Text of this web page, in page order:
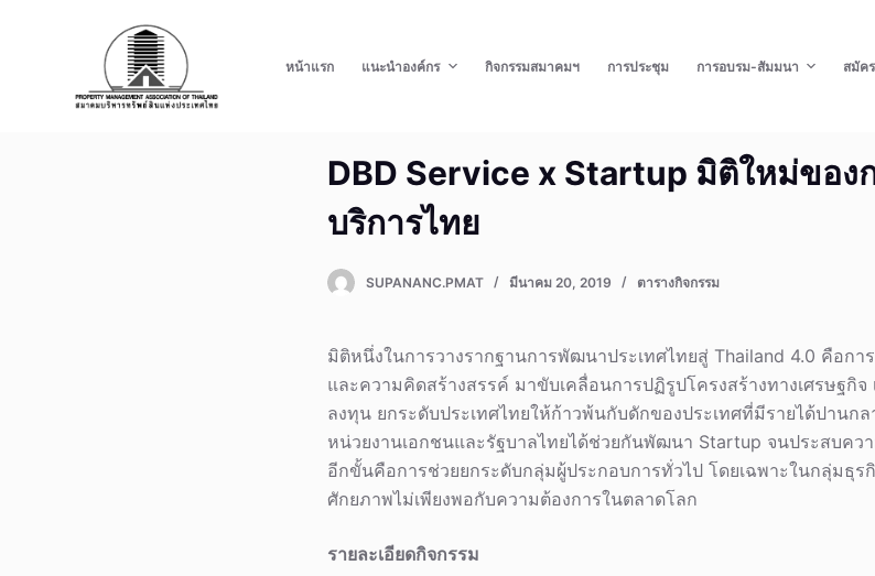
หน้าแรก แนะนำองค์กร กิจกรรมสมาคมฯ การประชุม การอบรม-สัมมนา สมัค
DBD Service x Startup มิติใหม่ขอ
บริการไทย
SUPANANC.PMAT มีนาคม 20, 2019 ตารางกิจกรรม
มิติหนึ่งในการวางรากฐานการพัฒนาประเทศไทยสู่ Thailand 4.0 คือกา
และความคิดสร้างสรรค์ มาขับเคลื่อนการปฏิรูปโครงสร้างทางเศรษฐกิ
ลงทุน ยกระดับประเทศไทยให้ก้าวพ้นกับดักของประเทศที่มีรายได้ปานก
หน่วยงานเอกชนและรัฐบาลไทยได้ช่วยกันพัฒนา Startup จนประสบคว
อีกขั้นคือการช่วยยกระดับกลุ่มผู้ประกอบการทั่วไป โดยเฉพาะในกลุ่มธุร
ศักยภาพไม่เพียงพอกับความต้องการในตลาดโลก
รายละเอียดกิจกรรม